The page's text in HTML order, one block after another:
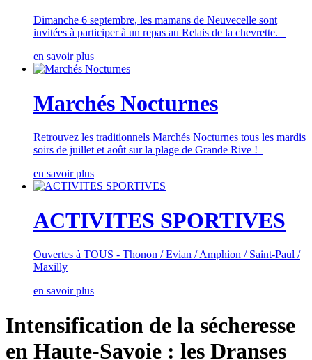
Dimanche 6 septembre, les mamans de Neuvecelle sont
invitées à participer à un repas au Relais de la chevrette.
en savoir plus
Marchés Nocturnes
Retrouvez les traditionnels Marchés Nocturnes tous les mardis
soirs de juillet et août sur la plage de Grande Rive !
en savoir plus
ACTIVITES SPORTIVES
Ouvertes à TOUS - Thonon / Evian / Amphion / Saint-Paul /
Maxilly
en savoir plus
Intensification de la sécheresse
en Haute-Savoie : les Dranses